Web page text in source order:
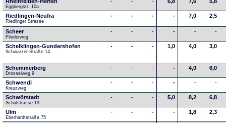
Eggbergstr. 10a
Riedlingen-Neufra
Riedlinger Strasse
- - - - 7,0 2,5
Scheer
Fliederweg
- - - - - -
Schelklingen-Gundershofen
Schwarzer-Straße 14
- - - 1,0 4,0 3,0
Schemmerberg
Drosselweg 9
- - - - 4,0 6,0
Schwendi
Kreuzweg
- - - - - -
Schwörstadt
Schulstrasse 19
- - - 5,0 8,2 6,8
Ulm
Eberhardtstraße 75
- - - - 1,8 2,3